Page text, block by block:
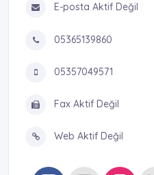
E-posta Aktif Değil
05365139860
05357049571
Fax Aktif Değil
Web Aktif Değil